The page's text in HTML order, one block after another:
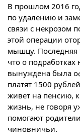
В прошлом 2016
по удалению и
связи с некрозом
этой операции
мышцу. Последняя
что о
вынуждена была
платят 1500
живет на пенсию,
жизнь, не говоря
помогают
чиновничьи.